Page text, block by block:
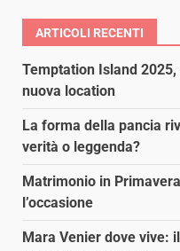
ARTICOLI RECENTI
Temptation Island
nuova location
La forma della pancia
verità o leggenda?
Matrimonio in
l’occasione
Mara Venier dove vive: